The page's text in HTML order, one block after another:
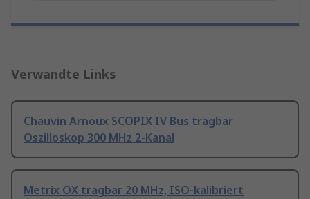
Verwandte Links
Chauvin Arnoux SCOPIX IV Bus tragbar
Oszilloskop 300 MHz 2-Kanal
Metrix OX tragbar 20 MHz, ISO-kalibriert